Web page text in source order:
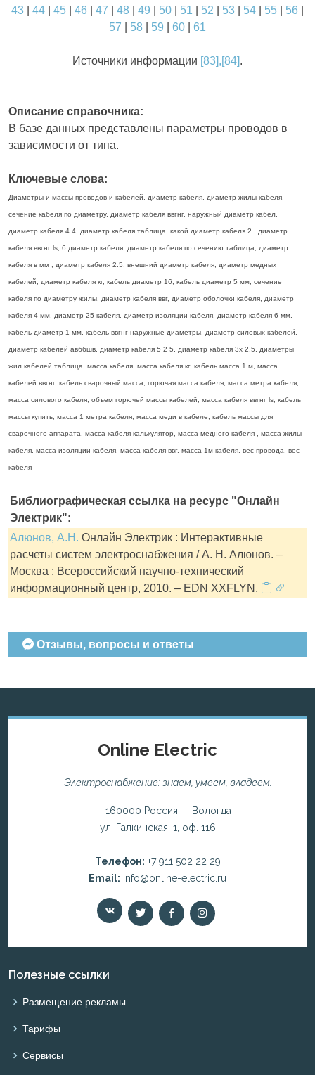
43 44 45 46 47 48 49 50 51 52 53 54 55 56
57
58 59 60 61
Источники информации [83],[84].
Описание справочника:
В базе данных представлены параметры проводов в
зависимости от типа.
Ключевые слова:
Диаметры и массы проводов и кабелей, диаметр кабеля, диаметр жилы кабеля,
сечение кабеля по диаметру, диаметр кабеля ввгнг, наружный диаметр кабел,
диаметр кабеля 4 4, диаметр кабеля таблица, какой диаметр кабеля 2 , диаметр
кабеля ввгнг ls, 6 диаметр кабеля, диаметр кабеля по сечению таблица, диаметр
кабеля в мм , диаметр кабеля 2.5, внешний диаметр кабеля, диаметр медных
кабелей, диаметр кабеля кг, кабель диаметр 16, кабель диаметр 5 мм, сечение
кабеля по диаметру жилы, диаметр кабеля ввг, диаметр оболочки кабеля, диаметр
кабеля 4 мм, диаметр 25 кабеля, диаметр изоляции кабеля, диаметр кабеля 6 мм,
кабель диаметр 1 мм, кабель ввгнг наружные диаметры, диаметр силовых кабелей,
диаметр кабелей авббшв, диаметр кабеля 5 2 5, диаметр кабеля 3х 2.5, диаметры
жил кабелей таблица, масса кабеля, масса кабеля кг, кабель масса 1 м, масса
кабелей ввгнг, кабель сварочный масса, горючая масса кабеля, масса метра кабеля,
масса силового кабеля, объем горючей массы кабелей, масса кабеля ввгнг ls, кабель
массы купить, масса 1 метра кабеля, масса меди в кабеле, кабель массы для
сварочного аппарата, масса кабеля калькулятор, масса медного кабеля , масса жилы
кабеля, масса изоляции кабеля, масса кабеля ввг, масса 1м кабеля, вес провода, вес
кабеля
Библиографическая ссылка на ресурс "Онлайн
Электрик":
Алюнов, А.Н. Онлайн Электрик : Интерактивные
расчеты систем электроснабжения / А. Н. Алюнов. –
Москва : Всероссийский научно-технический
информационный центр, 2010. – EDN XXFLYN.
Отзывы, вопросы и ответы
Online Electric
Электроснабжение: знаем, умеем, владеем.
160000 Россия, г. Вологда
ул. Галкинская, 1, оф. 116
Телефон: +7 911 502 22 29
Email: info@online-electric.ru
Полезные ссылки
Размещение рекламы
Тарифы
Сервисы